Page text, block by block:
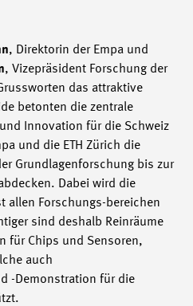
, Direktorin der Empa und
, Vizepräsident Forschung der
das attraktive
betonten die zentrale
Innovation für die Schweiz
und die ETH Zürich die
Grundlagenforschung bis zur
Dabei wird die
allen Forschungs-bereichen
sind deshalb Reinräume
für Chips und Sensoren,
auch
-Demonstration für die